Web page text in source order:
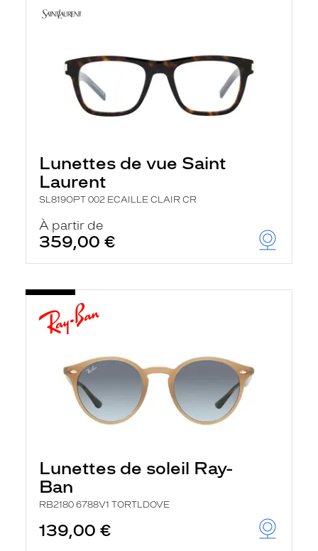
Lunettes de vue Saint
Laurent
SL819OPT 002 ECAILLE CLAIR CR
À partir de
359,00 €
Lunettes de soleil Ray-
Ban
RB2180 6788V1 TORTLDOVE
139,00 €